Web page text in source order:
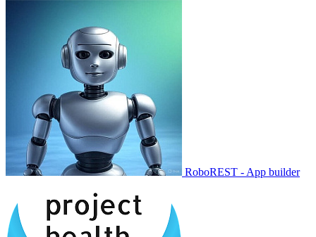
RoboREST - App builder